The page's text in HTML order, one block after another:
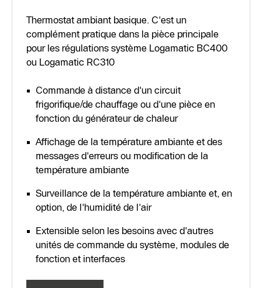
Thermostat ambiant basique. C'est un
complément pratique dans la pièce principale
pour les régulations système Logamatic BC400
ou Logamatic RC310
Commande à distance d'un circuit
frigorifique/de chauffage ou d'une pièce en
fonction du générateur de chaleur
Affichage de la température ambiante et des
messages d'erreurs ou modification de la
température ambiante
Surveillance de la température ambiante et, en
option, de l'humidité de l'air
Extensible selon les besoins avec d'autres
unités de commande du système, modules de
fonction et interfaces